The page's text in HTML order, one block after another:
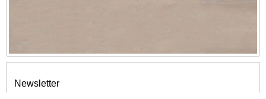
Newsletter